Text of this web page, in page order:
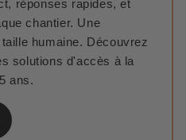
réponses rapides, et
chantier. Une
humaine. Découvrez
solutions d'accès à la
ans.